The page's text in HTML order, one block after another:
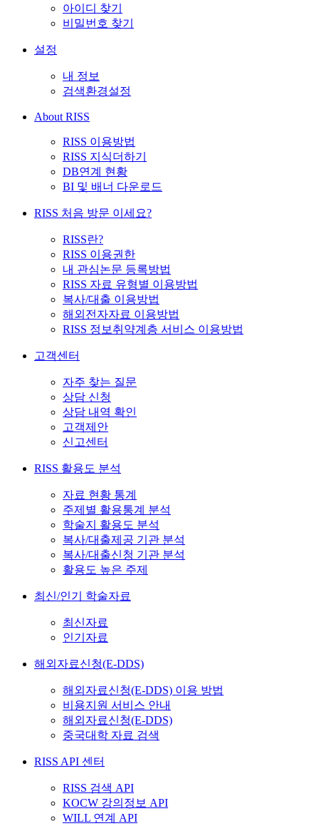
아이디 찾기
비밀번호 찾기
설정
내 정보
검색환경설정
About RISS
RISS 이용방법
RISS 지식더하기
DB연계 현황
BI 및 배너 다운로드
RISS 처음 방문 이세요?
RISS란?
RISS 이용권한
내 관심논문 등록방법
RISS 자료 유형별 이용방법
복사/대출 이용방법
해외전자자료 이용방법
RISS 정보취약계층 서비스 이용방법
고객센터
자주 찾는 질문
상담 신청
상담 내역 확인
고객제안
신고센터
RISS 활용도 분석
자료 현황 통계
주제별 활용통계 분석
학술지 활용도 분석
복사/대출제공 기관 분석
복사/대출신청 기관 분석
활용도 높은 주제
최신/인기 학술자료
최신자료
인기자료
해외자료신청(E-DDS)
해외자료신청(E-DDS) 이용 방법
비용지원 서비스 안내
해외자료신청(E-DDS)
중국대학 자료 검색
RISS API 센터
RISS 검색 API
KOCW 강의정보 API
WILL 연계 API